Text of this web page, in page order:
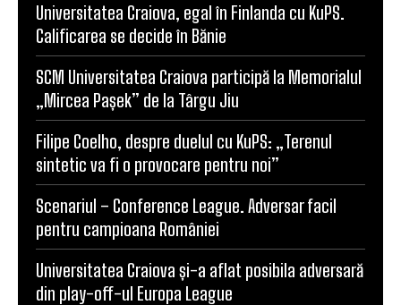
Universitatea Craiova, egal în Finlanda cu KuPS.
Calificarea se decide în Bănie
SCM Universitatea Craiova participă la Memorialul
„Mircea Pașek” de la Târgu Jiu
Filipe Coelho, despre duelul cu KuPS: „Terenul
sintetic va fi o provocare pentru noi”
Scenariul – Conference League. Adversar facil
pentru campioana României
Universitatea Craiova și-a aflat posibila adversară
din play-off-ul Europa League